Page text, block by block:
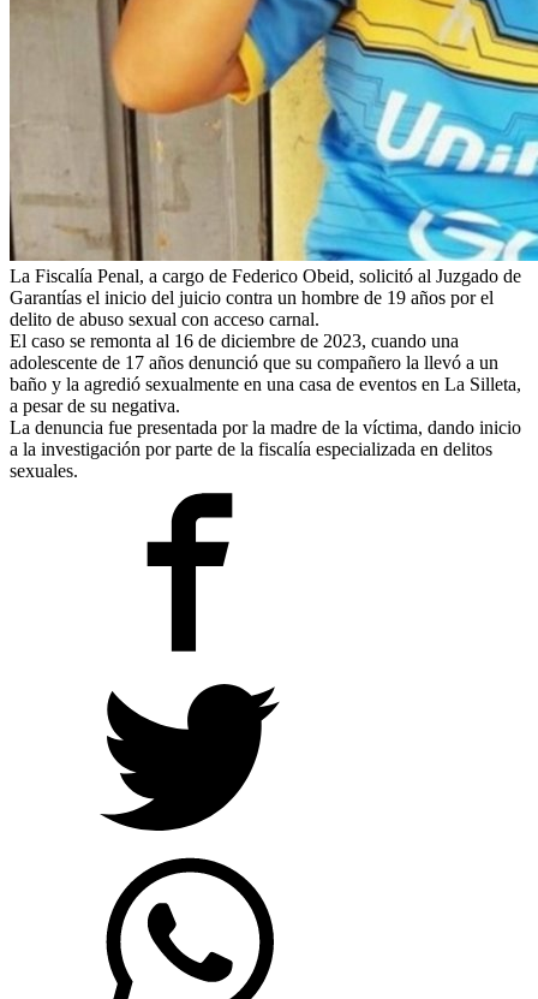
La Fiscalía Penal, a cargo de Federico Obeid, solicitó al Juzgado de
Garantías el inicio del juicio contra un hombre de 19 años por el
delito de abuso sexual con acceso carnal.
El caso se remonta al 16 de diciembre de 2023, cuando una
adolescente de 17 años denunció que su compañero la llevó a un
baño y la agredió sexualmente en una casa de eventos en La Silleta,
a pesar de su negativa.
La denuncia fue presentada por la madre de la víctima, dando inicio
a la investigación por parte de la fiscalía especializada en delitos
sexuales.